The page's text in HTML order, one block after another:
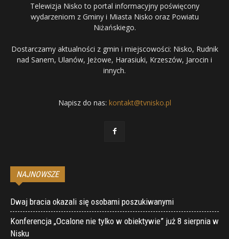
Telewizja Nisko to portal informacyjny poświęcony
wydarzeniom z Gminy i Miasta Nisko oraz Powiatu
Niżańskiego.
Dostarczamy aktualności z gmin i miejscowości: Nisko, Rudnik
nad Sanem, Ulanów, Jeżowe, Harasiuki, Krzeszów, Jarocin i
innych.
Napisz do nas: kontakt@tvnisko.pl
NAJNOWSZE
Dwaj bracia okazali się osobami poszukiwanymi
Konferencja „Ocalone nie tylko w obiektywie” już 8 sierpnia w
Nisku